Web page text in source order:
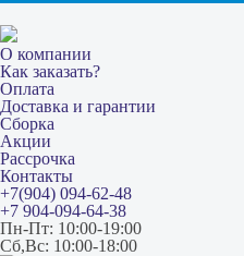
О компании
Как заказать?
Оплата
Доставка и гарантии
Сборка
Акции
Рассрочка
Контакты
+7(904) 094-62-48
+7 904-094-64-38
Пн-Пт: 10:00-19:00
Сб,Вс: 10:00-18:00